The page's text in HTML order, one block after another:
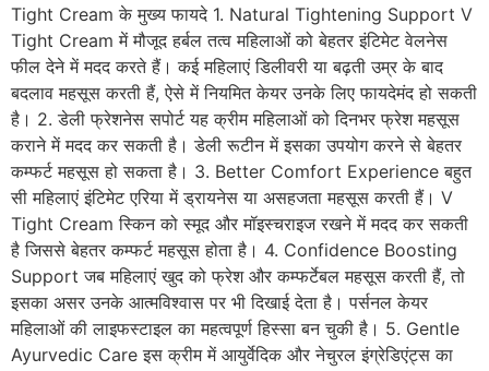
Tight Cream के मुख्य फायदे 1. Natural Tightening Support V
Tight Cream में मौजूद हर्बल तत्व महिलाओं को बेहतर इंटिमेट वेलनेस
फील देने में मदद करते हैं। कई महिलाएं डिलीवरी या बढ़ती उम्र के बाद
बदलाव महसूस करती हैं, ऐसे में नियमित केयर उनके लिए फायदेमंद हो सकती
है। 2. डेली फ्रेशनेस सपोर्ट यह क्रीम महिलाओं को दिनभर फ्रेश महसूस
कराने में मदद कर सकती है। डेली रूटीन में इसका उपयोग करने से बेहतर
कम्फर्ट महसूस हो सकता है। 3. Better Comfort Experience बहुत
सी महिलाएं इंटिमेट एरिया में ड्रायनेस या असहजता महसूस करती हैं। V
Tight Cream स्किन को स्मूद और मॉइस्चराइज रखने में मदद कर सकती
है जिससे बेहतर कम्फर्ट महसूस होता है। 4. Confidence Boosting
Support जब महिलाएं खुद को फ्रेश और कम्फर्टेबल महसूस करती हैं, तो
इसका असर उनके आत्मविश्वास पर भी दिखाई देता है। पर्सनल केयर
महिलाओं की लाइफस्टाइल का महत्वपूर्ण हिस्सा बन चुकी है। 5. Gentle
Ayurvedic Care इस क्रीम में आयुर्वेदिक और नेचुरल इंग्रेडिएंट्स का